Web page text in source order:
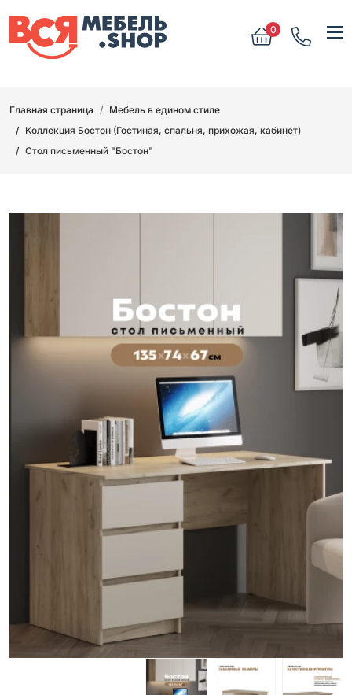
0
Главная страница
Мебель в едином стиле
Коллекция Бостон (Гостиная, спальня, прихожая, кабинет)
Стол письменный "Бостон"